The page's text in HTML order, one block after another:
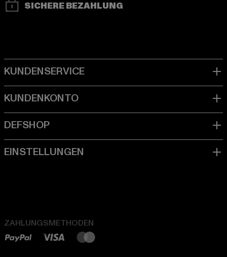
SICHERE BEZAHLUNG
ZAHLUNGSMETHODEN